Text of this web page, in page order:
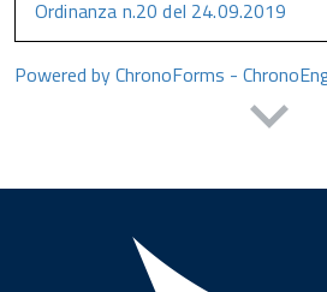
Ordinanza n.20 del 24.09.2019
Powered by ChronoForms -